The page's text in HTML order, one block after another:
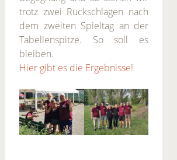
trotz zwei Rückschlägen nach
dem zweiten Spieltag an der
Tabellenspitze. So soll es
bleiben.
Hier gibt es die Ergebnisse!